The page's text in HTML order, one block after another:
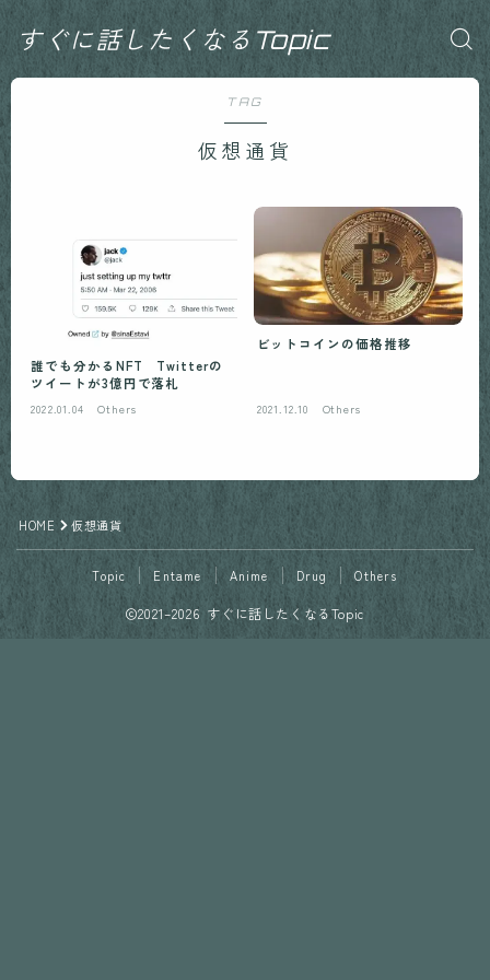
すぐに話したくなるTopic
TAG
仮想通貨
誰でも分かるNFT Twitterの
ツイートが3億円で落札
2022.01.04 Others
ビットコインの価格推移
2021.12.10 Others
HOME 仮想通貨
Topic Entame Anime Drug Others
2021–2026 すぐに話したくなるTopic